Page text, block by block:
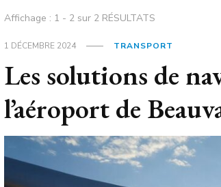
Affichage : 1 - 2 sur 2 RÉSULTATS
1 DÉCEMBRE 2024 TRANSPORT
Les solutions de
l’aéroport de